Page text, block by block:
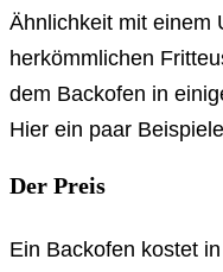
Ähnlichkeit mit einem
herkömmlichen
dem Backofen in
Hier ein paar
Der Preis
Ein Backofen kostet